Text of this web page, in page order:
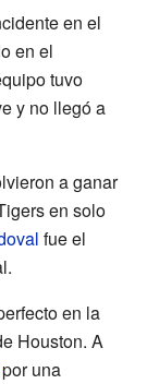
en el
en el
tuvo
y no llegó a
a ganar
en solo
fue el
en la
Houston. A
por una